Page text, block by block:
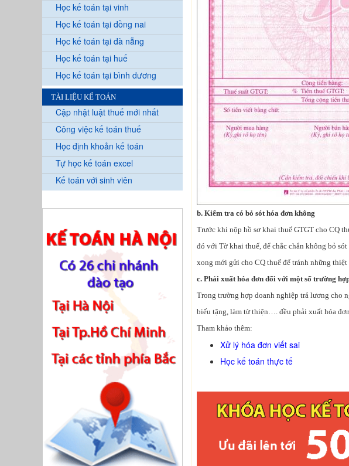
Học kế toán tại vinh
Học kế toán tại đồng nai
Học kế toán tại đà nẵng
Học kế toán tại huế
Học kế toán tại bình dương
TÀI LIỆU KẾ TOÁN
Cập nhật luật thuế mới nhất
Công việc kế toán thuế
Học định khoản kế toán
Tự học kế toán excel
Kế toán với sinh viên
b. Kiểm tra có bỏ sót hóa đơn không
Trước khi nộp hồ sơ khai thuế GTGT cho CQ
đó với Tờ khai thuế, để chắc chắn không bỏ
xong mới gửi cho CQ thuế để tránh những thiệt
c. Phải xuất hóa đơn đối với một số trường
Trong trường hợp doanh nghiệp trả lương cho
biếu tặng, làm từ thiện…. đều phải xuất hóa
Tham khảo thêm:
Xử lý hóa đơn viết sai
Học kế toán thực tế